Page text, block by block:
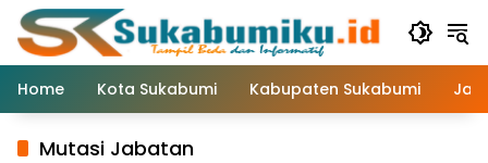
Langsung
konten
Home
Kota Sukabumi Kabupaten Sukabumi
Mutasi Jabatan